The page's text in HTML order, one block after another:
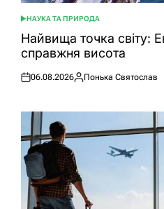
ОПУБЛІКУВАТИ
У
НАУКА ТА ПРИРОДА
Найвища точка світу:
справжня висота
Оприлюднено
06.08.2026
Опубліковано
Понька Святослав